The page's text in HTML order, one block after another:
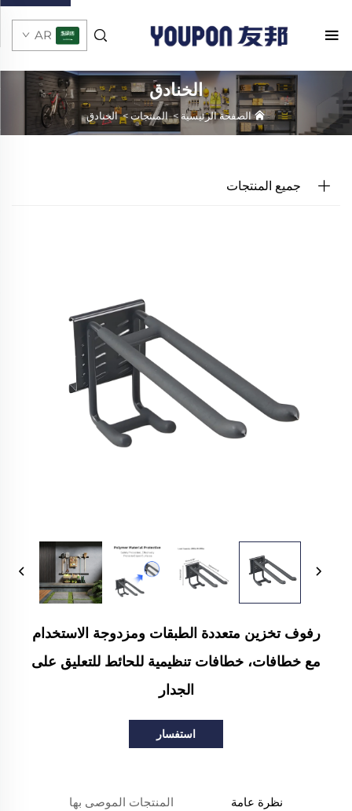
AR
الخنادق
الصفحة الرئيسية>المنتجات>الخنادق
جميع المنتجات
رفوف تخزين متعددة الطبقات ومزدوجة الاستخدام
مع خطافات، خطافات تنظيمية للحائط للتعليق على
الجدار
استفسار
نظرة عامة المنتجات الموصى بها